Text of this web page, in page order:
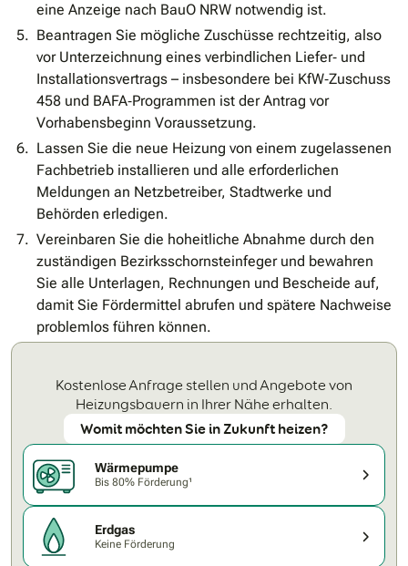
eine Anzeige nach BauO NRW notwendig ist.
Beantragen Sie mögliche Zuschüsse rechtzeitig, also
vor Unterzeichnung eines verbindlichen Liefer‐ und
Installationsvertrags – insbesondere bei KfW‐Zuschuss
458 und BAFA‐Programmen ist der Antrag vor
Vorhabensbeginn Voraussetzung.
Lassen Sie die neue Heizung von einem zugelassenen
Fachbetrieb installieren und alle erforderlichen
Meldungen an Netzbetreiber, Stadtwerke und
Behörden erledigen.
Vereinbaren Sie die hoheitliche Abnahme durch den
zuständigen Bezirksschornsteinfeger und bewahren
Sie alle Unterlagen, Rechnungen und Bescheide auf,
damit Sie Fördermittel abrufen und spätere Nachweise
problemlos führen können.
Kostenlose Anfrage stellen und Angebote von
Heizungsbauern in Ihrer Nähe erhalten.
Womit möchten Sie in Zukunft heizen?
Wärmepumpe
Bis 80% Förderung¹
Erdgas
Keine Förderung